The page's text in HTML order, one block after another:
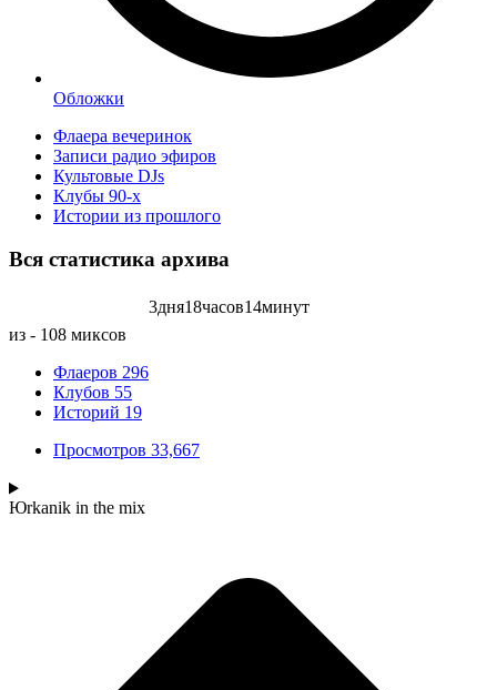
Обложки
Флаера вечеринок
Записи радио эфиров
Культовые DJs
Клубы 90-х
Истории из прошлого
Вся статистика архива
3дня18часов14минут
из - 108 миксов
Флаеров 296
Клубов 55
Историй 19
Просмотров 33,667
Юrkanik in the mix